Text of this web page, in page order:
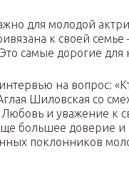
для молодой
к своей
самые дорогие
на вопрос:
Шиловская со
и уважение к
большее доверие и
поклонников